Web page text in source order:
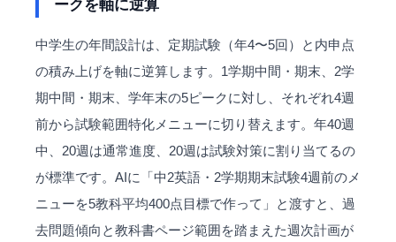
ークを軸に逆算
中学生の年間設計は、定期試験（年4〜5回）と内申点
の積み上げを軸に逆算します。1学期中間・期末、2学
期中間・期末、学年末の5ピークに対し、それぞれ4週
前から試験範囲特化メニューに切り替えます。年40週
中、20週は通常進度、20週は試験対策に割り当てるの
が標準です。AIに「中2英語・2学期期末試験4週前のメ
ニューを5教科平均400点目標で作って」と渡すと、過
去問題傾向と教科書ページ範囲を踏まえた週次計画が